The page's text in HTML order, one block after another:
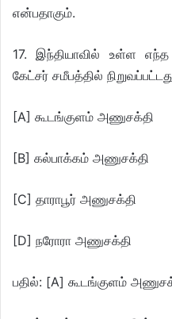
என்பதாகும்.
17. இந்தியாவில் உள்ள
கேட்சர் சமீபத்தில்
[A] கூடங்குளம் அணுசக்தி
[B] கல்பாக்கம் அணுசக்தி
[C] தாராபூர் அணுசக்தி
[D] நரோரா அணுசக்தி
பதில்: [A] கூடங்குளம்